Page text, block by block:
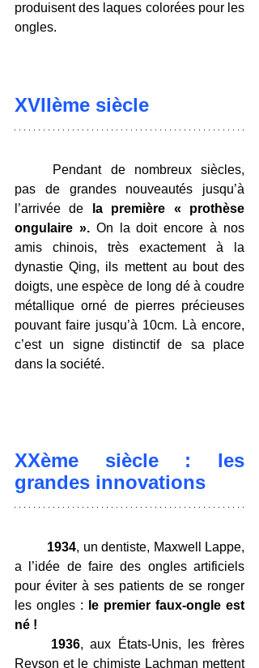
produisent des laques colorées pour les
ongles.
XVIIème siècle
pas de grandes nouveautés jusqu’à
l’arrivée de
la première « prothèse
ongulaire ». On la doit encore à nos
amis chinois, très exactement à la
dynastie Qing, ils mettent au bout des
doigts, une espèce de long dé à coudre
métallique orné de pierres précieuses
pouvant faire jusqu’à 10cm. Là encore,
c’est un signe distinctif de sa place
dans la société.
XXème siècle : les
grandes innovations
	1934
, un dentiste, Maxwell Lappe,
a l’idée de faire des ongles artificiels
pour éviter à ses patients de se ronger
les ongles :
le premier faux-ongle est
né !
	1936
, aux États-Unis, les frères
Revson et le chimiste Lachman mettent